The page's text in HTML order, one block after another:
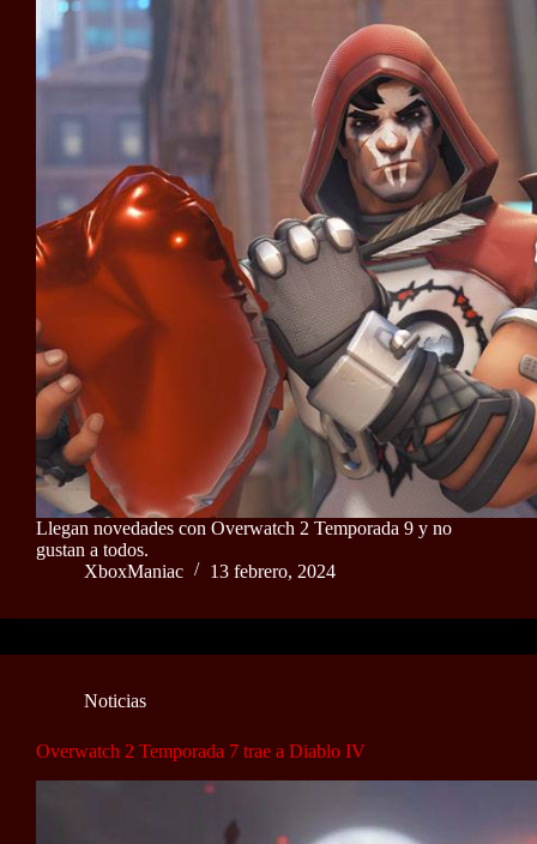
Llegan novedades con Overwatch 2 Temporada 9 y no
gustan a todos.
XboxManiac
13 febrero, 2024
Noticias
Overwatch 2 Temporada 7 trae a Diablo IV